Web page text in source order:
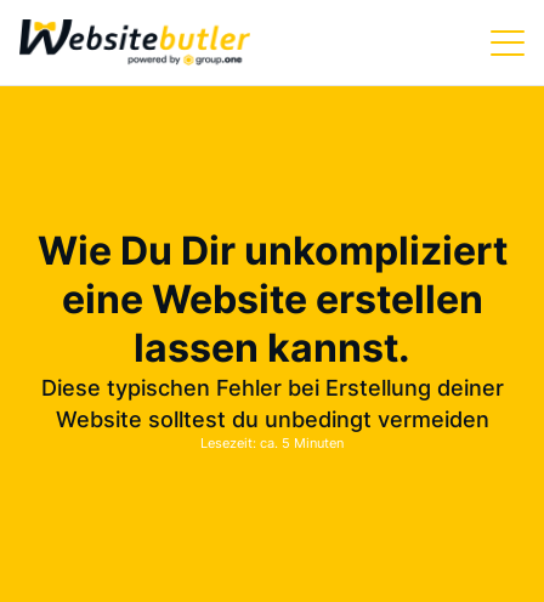
Wie Du Dir unkompliziert
eine Website erstellen
lassen kannst.
Diese typischen Fehler bei Erstellung deiner
Website solltest du unbedingt vermeiden
Lesezeit: ca. 5 Minuten